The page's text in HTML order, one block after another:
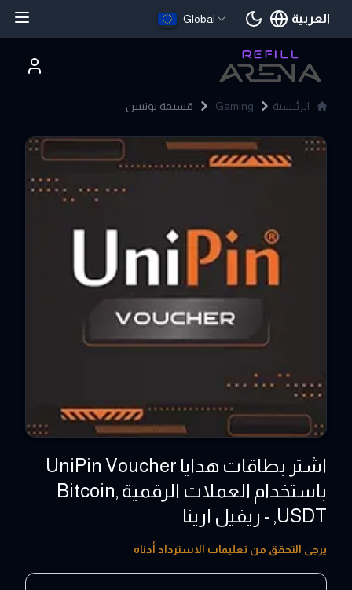
Global العربية
اللغة الحالية
الرئيسية Gaming قسيمة يونيبين
UniPin Voucher
اشتر بطاقات هدايا UniPin Voucher
باستخدام العملات الرقمية ,Bitcoin
,USDT - ريفيل ارينا
20 - 10000 PHP
يرجى التحقق من تعليمات الاسترداد أدناه